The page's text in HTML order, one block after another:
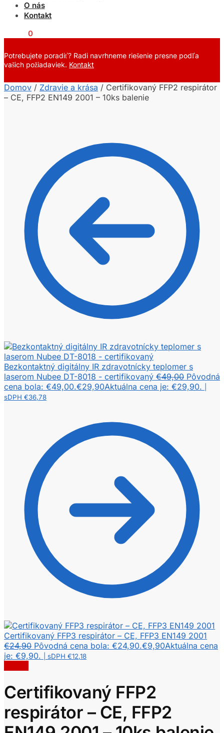
O nás
Kontakt
0
Potrebujete poradiť? Radi navrhneme riešenie presne podľa
vašich požiadaviek. Kontakt
Domov / Zdravie a krása / Certifikovaný FFP2 respirátor
– CE, FFP2 EN149 2001 – 10ks balenie
Bezkontaktný digitálny IR zdravotnícky teplomer s
laserom Nubee DT-8018 - certifikovaný €49,00 Pôvodná
cena bola: €49,00.€29,90Aktuálna cena je: €29,90.
sDPH €36,78
Certifikovaný FFP3 respirátor – CE, FFP3 EN149 2001
€24,90 Pôvodná cena bola: €24,90.€9,90Aktuálna cena
je: €9,90.
| sDPH €12,18
Certifikovaný FFP2
respirátor – CE, FFP2